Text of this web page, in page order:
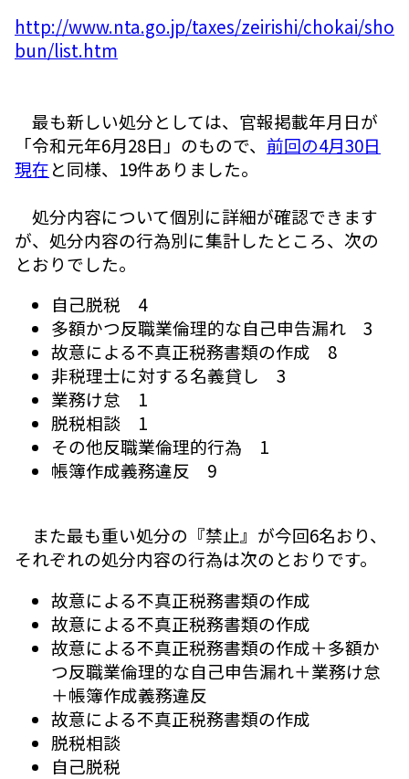
http://www.nta.go.jp/taxes/zeirishi/chokai/sho
bun/list.htm
最も新しい処分としては、官報掲載年月日が
「令和元年6月28日」のもので、 前回の4月30日
現在と同様、19件ありました。
処分内容について個別に詳細が確認できます
が、処分内容の行為別に集計したところ、次の
とおりでした。
自己脱税 4
多額かつ反職業倫理的な自己申告漏れ 3
故意による不真正税務書類の作成 8
非税理士に対する名義貸し 3
業務け怠 1
脱税相談 1
その他反職業倫理的行為 1
帳簿作成義務違反 9
また最も重い処分の『禁止』が今回6名おり、
それぞれの処分内容の行為は次のとおりです。
故意による不真正税務書類の作成
故意による不真正税務書類の作成
故意による不真正税務書類の作成＋多額か
つ反職業倫理的な自己申告漏れ＋業務け怠
＋帳簿作成義務違反
故意による不真正税務書類の作成
脱税相談
自己脱税